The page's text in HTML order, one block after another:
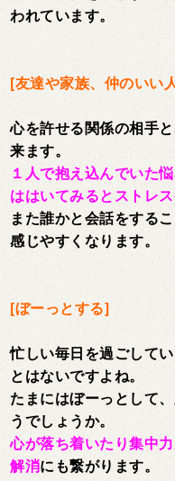
われています。
[友達や家族、仲のいい
心を許せる関係の相手
来ます。
１人で抱え込んでいた
ははいてみるとストレ
また誰かと会話をする
感じやすくなります。
[ぼーっとする]
忙しい毎日を過ごして
とはないですよね。
たまにはぼーっとして
うでしょうか。
心が落ち着いたり集中
解消にも繋がります。